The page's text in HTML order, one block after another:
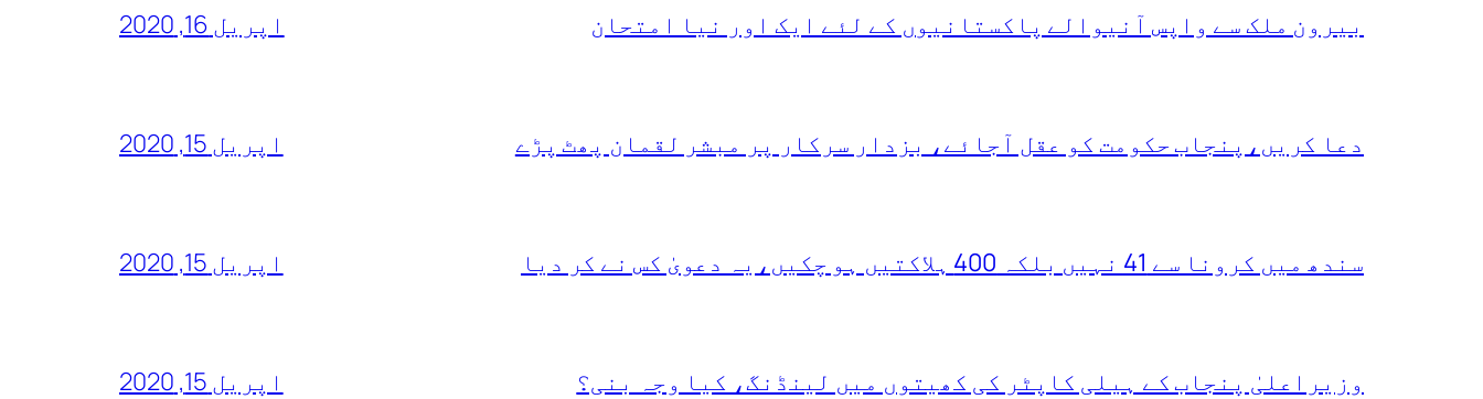
بیرون ملک سے واپس آنیوالے پاکستانیوں کے لئے ایک اور نیا امتحان اپریل 16, 2020
دعا کریں،پنجاب حکومت کو عقل آجائے، بزدار سرکار پر مبشر لقمان پھٹ پڑے اپریل 15, 2020
سندھ میں کرونا سے 41 نہیں بلکہ 400 ہلاکتیں ہو چکیں،یہ دعویٰ کس نے کر دیا اپریل 15, 2020
وزیراعلیٰ پنجاب کے ہیلی کاپٹر کی کھیتوں میں لینڈنگ، کیا وجہ بنی؟ اپریل 15, 2020